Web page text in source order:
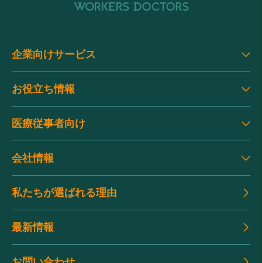
企業向けサービス
お役立ち情報
医療従事者向け
会社情報
私たちが選ばれる理由
最新情報